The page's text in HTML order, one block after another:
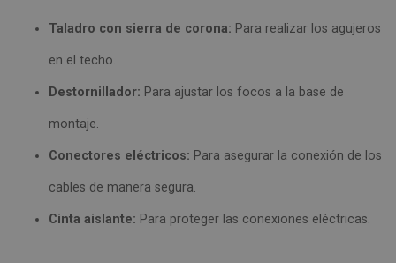
Taladro con sierra de corona: Para realizar los agujeros
en el techo.
Destornillador: Para ajustar los focos a la base de
montaje.
Conectores eléctricos: Para asegurar la conexión de los
cables de manera segura.
Cinta aislante: Para proteger las conexiones eléctricas.